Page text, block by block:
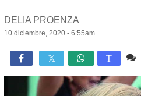
DELIA PROENZA
10 diciembre, 2020 - 6:55am
 T